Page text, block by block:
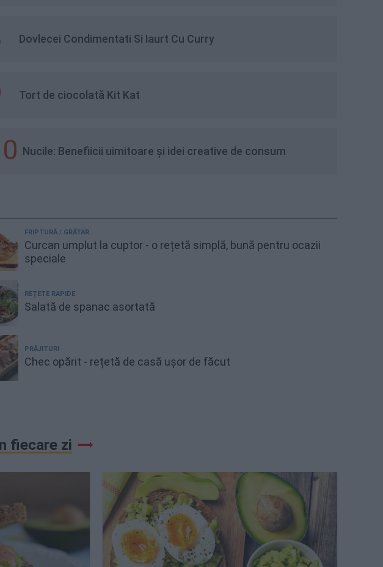
Dovlecei Condimentati Si Iaurt Cu Curry
Tort de ciocolată Kit Kat
Nucile: Benefiicii uimitoare și idei creative de consum
FRIPTURĂ / GRĂTAR
Curcan umplut la cuptor - o rețetă simplă, bună pentru ocazii
speciale
REȚETE RAPIDE
Salată de spanac asortată
PRĂJITURI
Chec opărit - rețetă de casă ușor de făcut
fiecare zi